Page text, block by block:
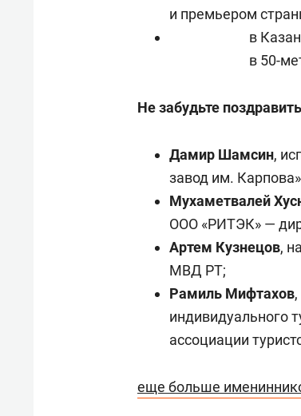
и премьером
в
в 50-
Не забудьте
Дамир Шамсин,
завод им.
Мухаметвалей
ООО «РИТЭК» —
Артем Кузнецов,
МВД РТ;
Рамиль Мифтахов
индивидуального
ассоциации
еще больше